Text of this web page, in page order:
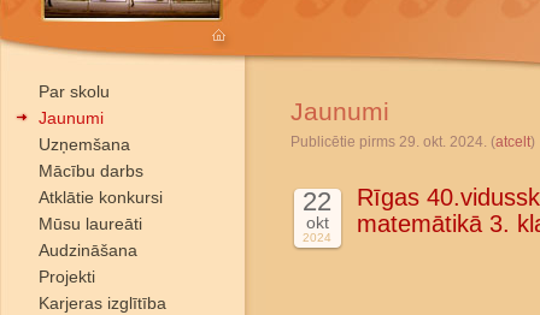
Par skolu
Jaunumi
Uzņemšana
Mācību darbs
Atklātie konkursi
Mūsu laureāti
Audzināšana
Projekti
Karjeras izglītība
Jaunumi
Publicētie pirms 29. okt. 2024. (atcelt)
22
okt
2024
Rīgas
matemātikā 3.